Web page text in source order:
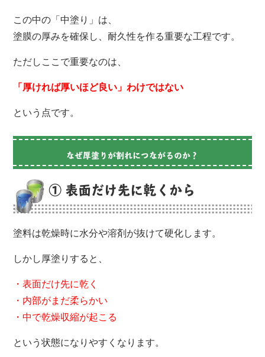
この中の「中塗り」は、
塗膜の厚みを確保し、耐久性を作る重要な工程です。
ただしここで重要なのは、
「厚ければ厚いほど良い」わけではない
という点です。
なぜ厚塗りが割れにつながるのか？
① 表面だけ先に乾くから
塗料は乾燥時に水分や溶剤が抜けて硬化します。
しかし厚塗りすると、
・表面だけ先に乾く
・内部がまだ柔らかい
・中で乾燥収縮が起こる
という状態になりやすくなります。